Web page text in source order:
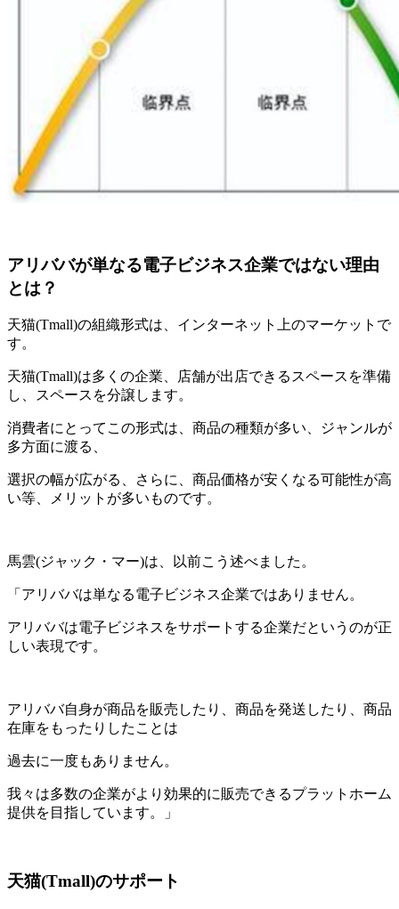
アリババが単なる電子ビジネス企業ではない理由
とは？
天猫(Tmall)の組織形式は、インターネット上のマーケットで
す。
天猫(Tmall)は多くの企業、店舗が出店できるスペースを準備
し、スペースを分譲します。
消費者にとってこの形式は、商品の種類が多い、ジャンルが
多方面に渡る、
選択の幅が広がる、さらに、商品価格が安くなる可能性が高
い等、メリットが多いものです。
馬雲(ジャック・マー)は、以前こう述べました。
「アリババは単なる電子ビジネス企業ではありません。
アリババは電子ビジネスをサポートする企業だというのが正
しい表現です。
アリババ自身が商品を販売したり、商品を発送したり、商品
在庫をもったりしたことは
過去に一度もありません。
我々は多数の企業がより効果的に販売できるプラットホーム
提供を目指しています。」
天猫(Tmall)のサポート